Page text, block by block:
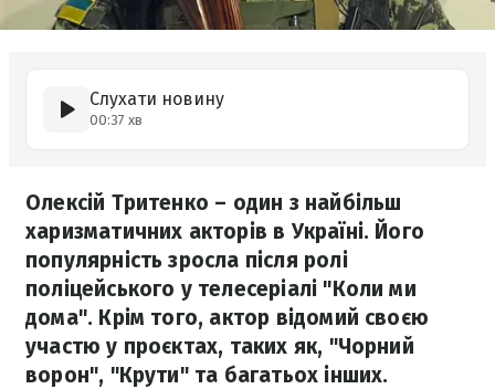
Слухати новину
00:37 хв
Олексій Тритенко – один з найбільш
харизматичних акторів в Україні. Його
популярність зросла після ролі
поліцейського у телесеріалі "Коли ми
дома". Крім того, актор відомий своєю
участю у проєктах, таких як, "Чорний
ворон", "Крути" та багатьох інших.